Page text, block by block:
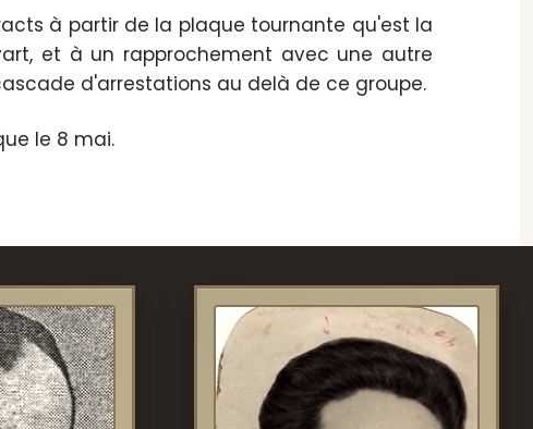
à partir de la plaque tournante qu'est la
et à un rapprochement avec une autre
d'arrestations au delà de ce groupe.
le 8 mai.